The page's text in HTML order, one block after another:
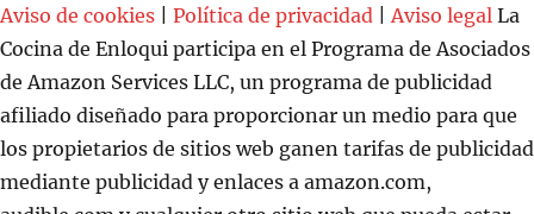
Aviso de cookies Política de privacidad |Aviso legal La
Cocina de Enloqui participa en el Programa de Asociados
de Amazon Services LLC, un programa de publicidad
afiliado diseñado para proporcionar un medio para que
los propietarios de sitios web ganen tarifas de publicidad
mediante publicidad y enlaces a amazon.com,